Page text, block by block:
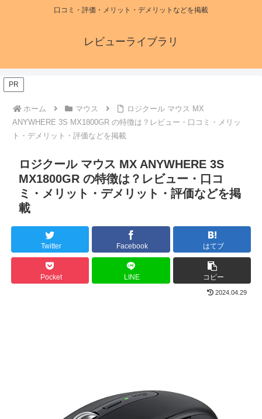
口コミ・評価・メリット・デメリットなどを掲載
レビューライブラリ
ホーム マウス
ロジクール マウス MX
ANYWHERE 3S MX1800GR の特徴は？レビュー・口コミ・メリッ
ト・デメリット・評価などを掲載
PR
ロジクール マウス MX ANYWHERE 3S
MX1800GR の特徴は？レビュー・口コ
ミ・メリット・デメリット・評価などを掲
載
Twitter Facebook はてブ
Pocket LINE コピー
2024.04.29